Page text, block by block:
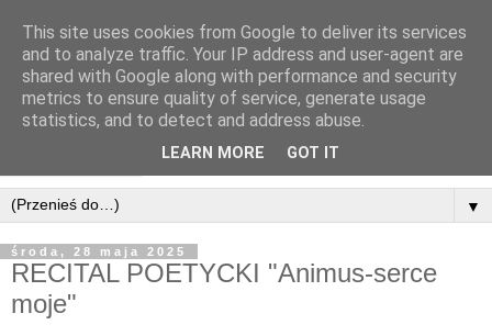
▼
środa, 28 maja 2025
RECITAL POETYCKI "Animus-serce
moje"
This site uses cookies from Google to deliver its services
and to analyze traffic. Your IP address and user-agent are
shared with Google along with performance and security
metrics to ensure quality of service, generate usage
statistics, and to detect and address abuse.
LEARN MORE GOT IT